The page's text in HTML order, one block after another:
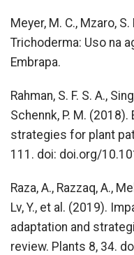
Meyer, M. C., Mzaro,
Trichoderma: Uso na
Embrapa.
Rahman, S. F. S. A.,
Schennk, P. M.
strategies for plant
111. doi: doi.org/
Raza, A., Razzaq, A.,
Lv, Y., et al. (2019).
adaptation and
review. Plants 8, 34.